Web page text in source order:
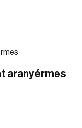
aranyérmes